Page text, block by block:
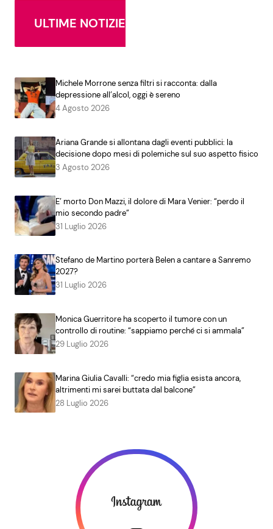
ULTIME NOTIZIE
Michele Morrone senza filtri si racconta: dalla
depressione all’alcol, oggi è sereno
4 Agosto 2026
Ariana Grande si allontana dagli eventi pubblici: la
decisione dopo mesi di polemiche sul suo aspetto fisico
3 Agosto 2026
E’ morto Don Mazzi, il dolore di Mara Venier: “perdo il
mio secondo padre”
31 Luglio 2026
Stefano de Martino porterà Belen a cantare a Sanremo
2027?
31 Luglio 2026
Monica Guerritore ha scoperto il tumore con un
controllo di routine: “sappiamo perché ci si ammala”
29 Luglio 2026
Marina Giulia Cavalli: “credo mia figlia esista ancora,
altrimenti mi sarei buttata dal balcone”
28 Luglio 2026